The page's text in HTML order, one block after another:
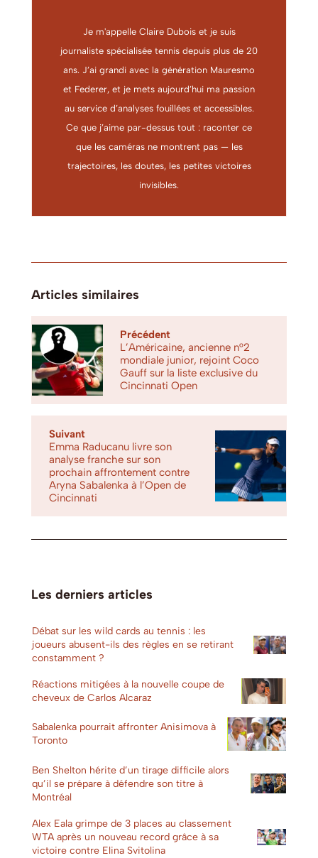
Je m'appelle Claire Dubois et je suis
journaliste spécialisée tennis depuis plus de 20
ans. J’ai grandi avec la génération Mauresmo
et Federer, et je mets aujourd’hui ma passion
au service d’analyses fouillées et accessibles.
Ce que j’aime par-dessus tout : raconter ce
que les caméras ne montrent pas — les
trajectoires, les doutes, les petites victoires
invisibles.
Articles similaires
Précédent
L’Américaine, ancienne n°2
mondiale junior, rejoint Coco
Gauff sur la liste exclusive du
Cincinnati Open
Suivant
Emma Raducanu livre son
analyse franche sur son
prochain affrontement contre
Aryna Sabalenka à l’Open de
Cincinnati
Les derniers articles
Débat sur les wild cards au tennis : les
joueurs abusent-ils des règles en se retirant
constamment ?
Réactions mitigées à la nouvelle coupe de
cheveux de Carlos Alcaraz
Sabalenka pourrait affronter Anisimova à
Toronto
Ben Shelton hérite d’un tirage difficile alors
qu’il se prépare à défendre son titre à
Montréal
Alex Eala grimpe de 3 places au classement
WTA après un nouveau record grâce à sa
victoire contre Elina Svitolina